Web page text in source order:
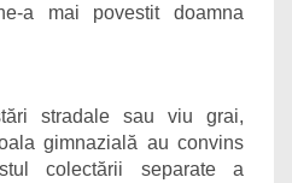
a mai povestit doamna
stradale sau viu grai,
gimnazială au convins
colectării separate a